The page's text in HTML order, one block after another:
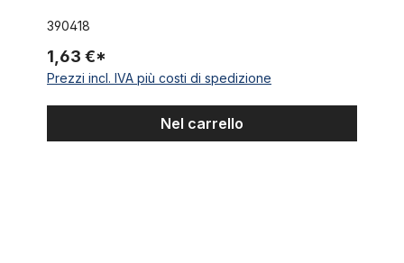
390418
1,63 €*
Prezzi incl. IVA più costi di spedizione
Nel carrello